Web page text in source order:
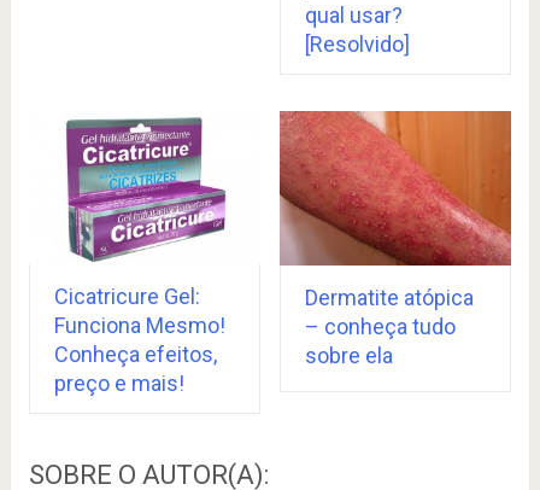
qual usar?
[Resolvido]
Cicatricure Gel:
Funciona Mesmo!
Conheça efeitos,
preço e mais!
Dermatite atópica
– conheça tudo
sobre ela
SOBRE O AUTOR(A):